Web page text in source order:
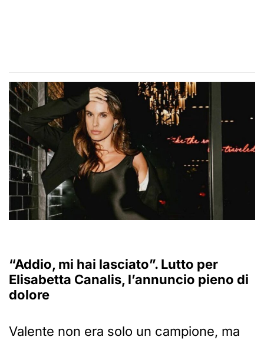
“Addio, mi hai lasciato”. Lutto per
Elisabetta Canalis, l’annuncio pieno di
dolore
Valente non era solo un campione, ma